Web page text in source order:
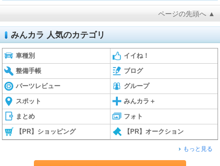
ページの先頭へ ▲
みんカラ 人気のカテゴリ
車種別 イイね！
整備手帳 ブログ
パーツレビュー グループ
スポット みんカラ＋
まとめ フォト
【PR】ショッピング 【PR】オークション
もっと見る